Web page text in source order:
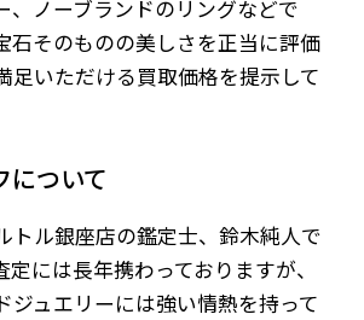
、ノーブランドのリングなどで
石そのものの美しさを正当に評価
足いただける買取価格を提示して
について
トル銀座店の鑑定士、鈴木純人で
には長年携わっておりますが、
ジュエリーには強い情熱を持って